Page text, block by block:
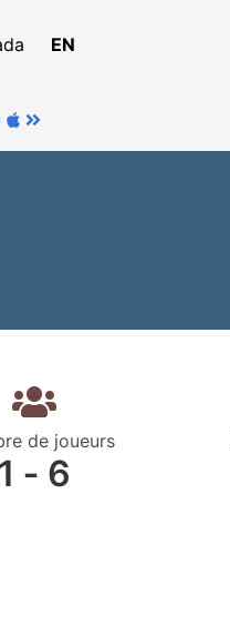
EN
de joueurs
1 ‐ 6